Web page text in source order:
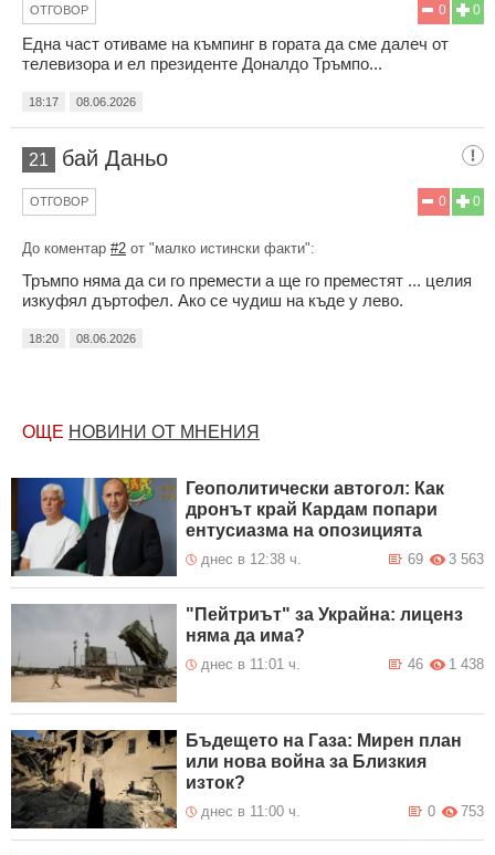
0
0
ОТГОВОР
Една част отиваме на къмпинг в гората да сме далеч от
телевизора и ел президенте Доналдо Тръмпо...
18:17 08.06.2026
21 бай Даньо
0
0
ОТГОВОР
До коментар #2 от "малко истински факти":
Тръмпо няма да си го премести а ще го преместят ... целия
изкуфял дъртофел. Ако се чудиш на къде у лево.
18:20 08.06.2026
ОЩЕ НОВИНИ ОТ МНЕНИЯ
Геополитически автогол: Как
дронът край Кардам попари
ентусиазма на опозицията
днес в 12:38 ч. 3 563
69
"Пейтриът" за Украйна: лиценз
няма да има?
днес в 11:01 ч. 1 438
46
Бъдещето на Газа: Мирен план
или нова война за Близкия
изток?
днес в 11:00 ч. 753
0